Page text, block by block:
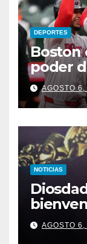
DEPORTES
Boston
poder
AGOSTO
NOTICIAS
con el
AGOSTO